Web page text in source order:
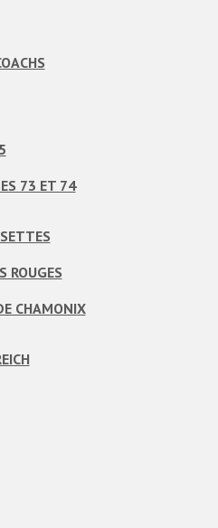
73 ET 74
ROUGES
CHAMONIX